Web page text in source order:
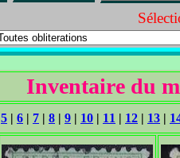
Inventaire du
5 | 6 | 7 | 8 | 9 | 10 | 11 | 12 | 13 |